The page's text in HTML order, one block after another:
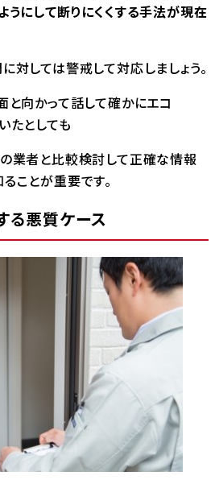
うにして断りにくくする手法が現在
対しては警戒して対応しましょう。
と向かって話して確かにエコ
たとしても
の業者と比較検討して正確な情報
ことが重要です。
る悪質ケース